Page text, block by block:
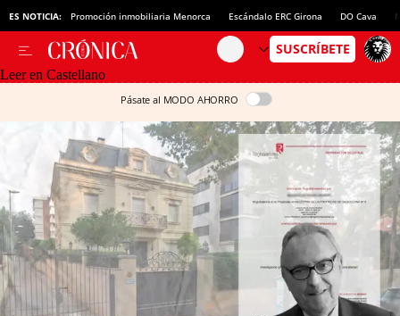
ES NOTICIA: Promoción inmobiliaria Menorca Escándalo ERC Girona DO Cava
Leer en Castellano
Pásate al MODO AHORRO